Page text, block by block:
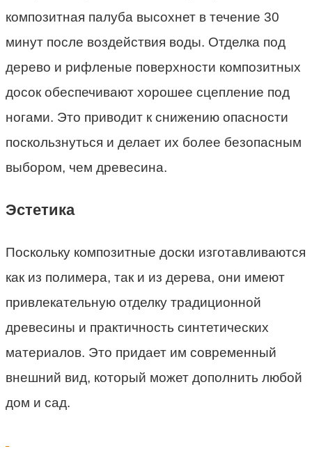
композитная палуба высохнет в течение 30
минут после воздействия воды. Отделка под
дерево и рифленые поверхности композитных
досок обеспечивают хорошее сцепление под
ногами. Это приводит к снижению опасности
поскользнуться и делает их более безопасным
выбором, чем древесина.
Эстетика
Поскольку композитные доски изготавливаются
как из полимера, так и из дерева, они имеют
привлекательную отделку традиционной
древесины и практичность синтетических
материалов. Это придает им современный
внешний вид, который может дополнить любой
дом и сад.